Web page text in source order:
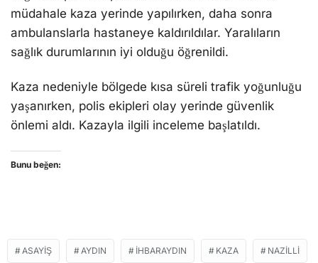
müdahale kaza yerinde yapılırken, daha sonra
ambulanslarla hastaneye kaldırıldılar. Yaralıların
sağlık durumlarının iyi olduğu öğrenildi.
Kaza nedeniyle bölgede kısa süreli trafik yoğunluğu
yaşanırken, polis ekipleri olay yerinde güvenlik
önlemi aldı. Kazayla ilgili inceleme başlatıldı.
Bunu beğen:
ASAYIŞ AYDIN IHBARAYDIN KAZA NAZILLI